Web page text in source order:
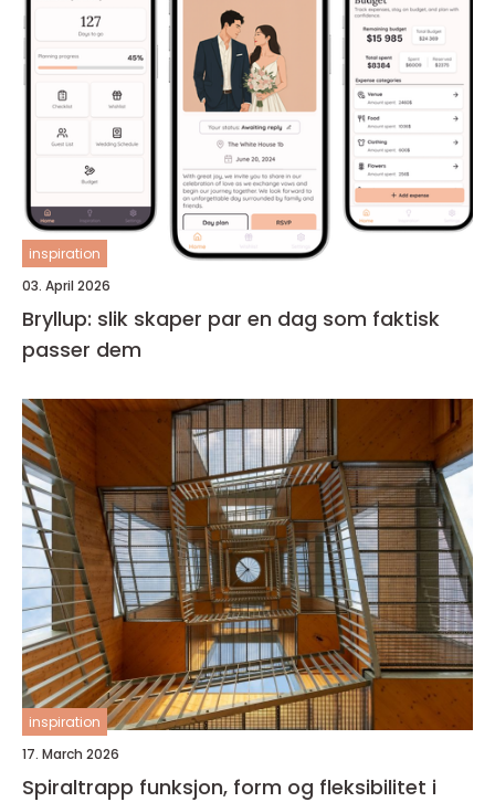
inspiration
03. April 2026
Bryllup: slik skaper par en dag som faktisk
passer dem
inspiration
17. March 2026
Spiraltrapp funksjon, form og fleksibilitet i